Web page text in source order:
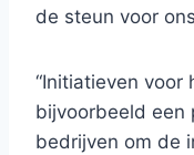
de steun voor
“Initiatieven voor
bijvoorbeeld een
bedrijven om de